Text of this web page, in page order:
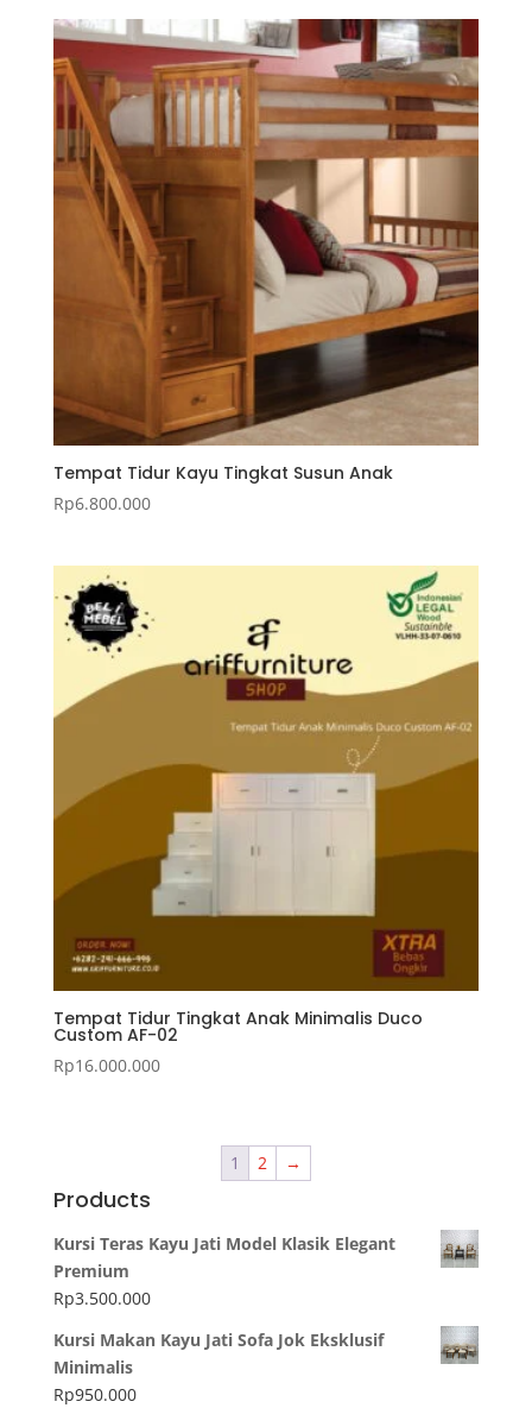
Tempat Tidur Kayu Tingkat Susun Anak
Rp6.800.000
Tempat Tidur Tingkat Anak Minimalis Duco
Custom AF-02
Rp16.000.000
1 2 →
Products
Kursi Teras Kayu Jati Model Klasik Elegant
Premium
Rp3.500.000
Kursi Makan Kayu Jati Sofa Jok Eksklusif
Minimalis
Rp950.000